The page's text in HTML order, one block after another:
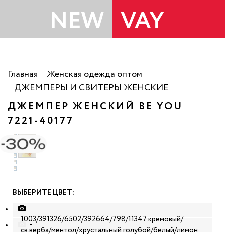
Главная
Женская одежда оптом
ДЖЕМПЕРЫ И СВИТЕРЫ ЖЕНСКИЕ
ДЖЕМПЕР ЖЕНСКИЙ BE YOU
7221-40177
ВЫБЕРИТЕ ЦВЕТ:
1003/391326/6502/392664/798/11347 кремовый/
св.верба/ментол/хрустальный голубой/белый/лимон
-